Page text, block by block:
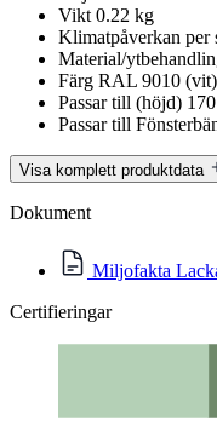
Vikt 0.22 kg
Klimatpåverkan per
Material/
Färg RAL 9010 (vit)
Passar till (höjd)
Passar till
Visa komplett produktdata
Dokument
Miljofakta
Certifieringar